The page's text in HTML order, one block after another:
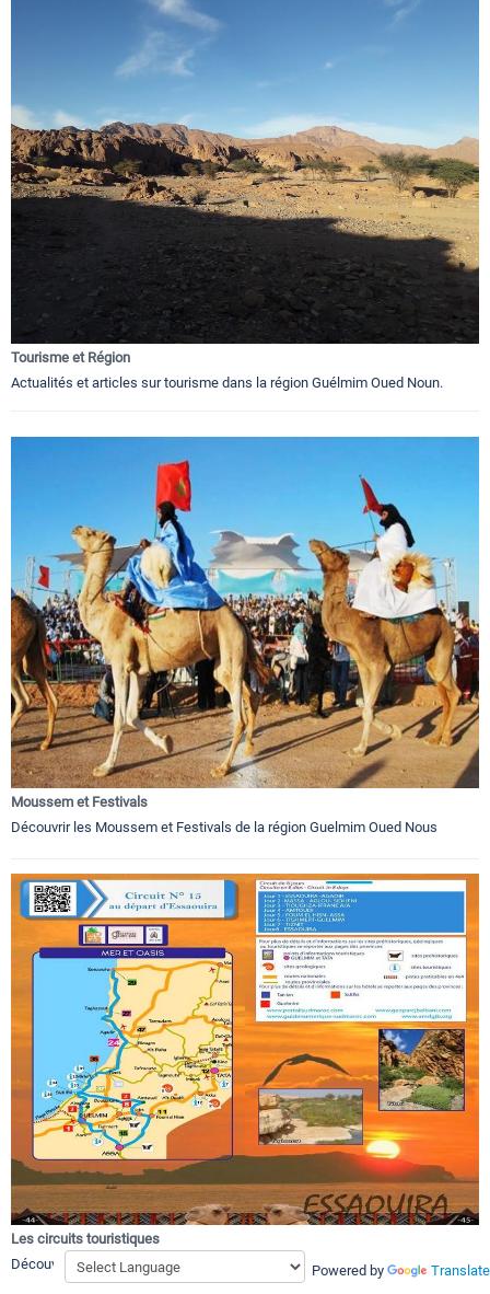
Tourisme et Région
Actualités et articles sur tourisme dans la région Guélmim Oued Noun.
Moussem et Festivals
Découvrir les Moussem et Festivals de la région Guelmim Oued Nous
Les circuits touristiques
Découvrir les meilleurs circuits touristiques au Souss Sahara Atlantique
Powered by Translate